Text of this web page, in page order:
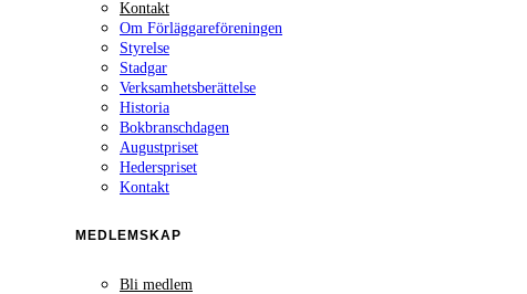
Kontakt
Om Förläggareföreningen
Styrelse
Stadgar
Verksamhetsberättelse
Historia
Bokbranschdagen
Augustpriset
Hederspriset
Kontakt
MEDLEMSKAP
Bli medlem